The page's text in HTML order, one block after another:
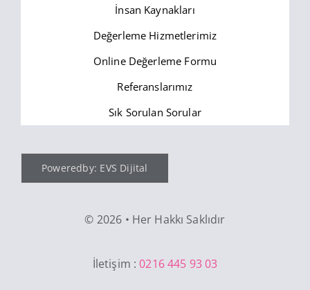
İnsan Kaynakları
Değerleme Hizmetlerimiz
Online Değerleme Formu
Referanslarımız
Sık Sorulan Sorular
Poweredby: EVS Dijital
© 2026 • Her Hakkı Saklıdır
İletişim :0216 445 93 03